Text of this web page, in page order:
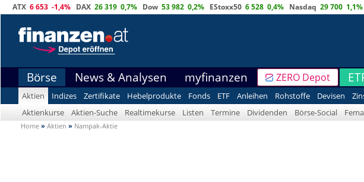
ATX 6 653 -1,4% DAX 26 319 0,7% Dow 53 982 0,2% EStoxx50 6 528 0,4% Nasdaq 29 700 1,1%
Börse News & Analysen myfinanzen ZERO Depot
Aktien Indizes Zertifikate Hebelprodukte Fonds ETF Anleihen Rohstoffe Devisen
Aktienkurse
Aktien-Suche Realtimekurse Listen Termine Dividenden Börse-Social
Home » Aktien » Nampak-Aktie